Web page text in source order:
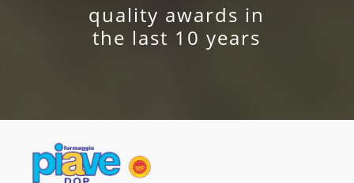
quality awards in
the last 10 years